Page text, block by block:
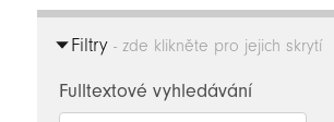
Filtry- zde klikněte pro jejich skrytí
Fulltextové vyhledávání